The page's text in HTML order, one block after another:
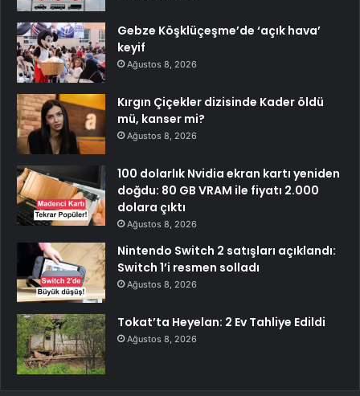
Gebze Köşklüçeşme’de ‘açık hava’
keyif
Ağustos 8, 2026
Kırgın Çiçekler dizisinde Kader öldü
mü, kanser mi?
Ağustos 8, 2026
100 dolarlık Nvidia ekran kartı yeniden
doğdu: 80 GB VRAM ile fiyatı 2.000
dolara çıktı
Ağustos 8, 2026
Nintendo Switch 2 satışları açıklandı:
Switch 1’i resmen solladı
Ağustos 8, 2026
Tokat’ta Heyelan: 2 Ev Tahliye Edildi
Ağustos 8, 2026